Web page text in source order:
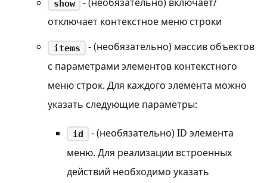
show
отключает контекстное меню строки
items
- (необязательно) массив объектов
с параметрами элементов контекстного
меню строк. Для каждого элемента можно
указать следующие параметры:
id
- (необязательно) ID элемента
меню. Для реализации встроенных
действий необходимо указать